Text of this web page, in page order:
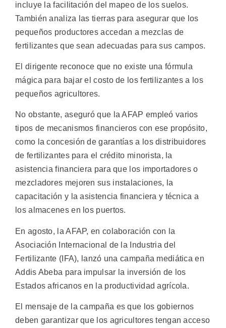
incluye la facilitación del mapeo de los suelos.
También analiza las tierras para asegurar que los
pequeños productores accedan a mezclas de
fertilizantes que sean adecuadas para sus campos.
El dirigente reconoce que no existe una fórmula
mágica para bajar el costo de los fertilizantes a los
pequeños agricultores.
No obstante, aseguró que la AFAP empleó varios
tipos de mecanismos financieros con ese propósito,
como la concesión de garantías a los distribuidores
de fertilizantes para el crédito minorista, la
asistencia financiera para que los importadores o
mezcladores mejoren sus instalaciones, la
capacitación y la asistencia financiera y técnica a
los almacenes en los puertos.
En agosto, la AFAP, en colaboración con la
Asociación Internacional de la Industria del
Fertilizante (IFA), lanzó una campaña mediática en
Addis Abeba para impulsar la inversión de los
Estados africanos en la productividad agrícola.
El mensaje de la campaña es que los gobiernos
deben garantizar que los agricultores tengan acceso